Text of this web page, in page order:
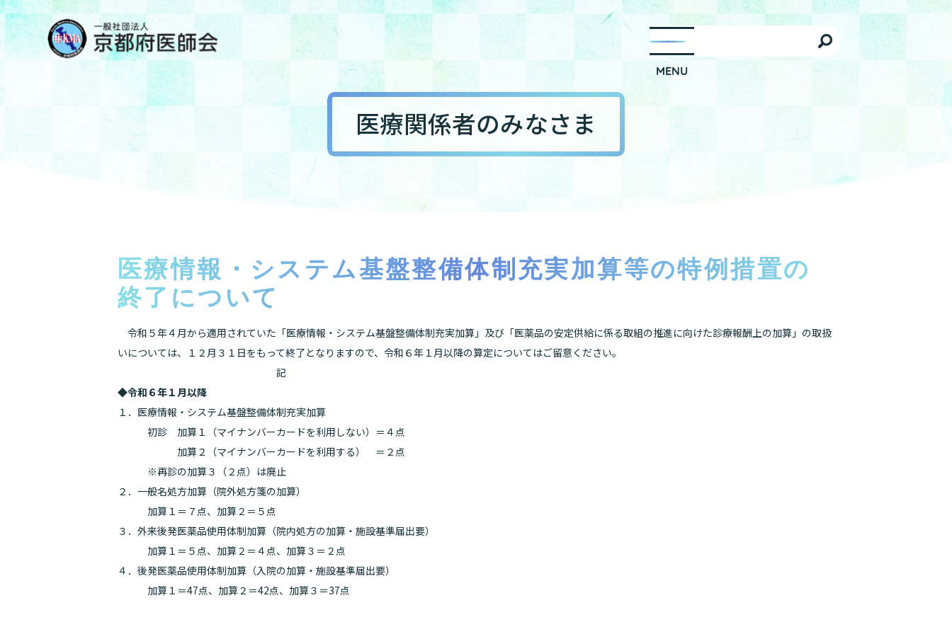
医療関係者のみなさま
医療情報・システム基盤整備体制充実加算等の特例措置の
終了について
令和５年４月から適用されていた「医療情報・システム基盤整備体制充実加算」及び「医薬品の安定供給に係る取組の推進に向けた診療報酬上の加算」の取扱
いについては、１２月３１日をもって終了となりますので、令和６年１月以降の算定についてはご留意ください。
記
◆令和６年１月以降
１．医療情報・システム基盤整備体制充実加算
初診 加算１（マイナンバーカードを利用しない）＝４点
加算２（マイナンバーカードを利用する） ＝２点
※再診の加算３（２点）は廃止
２．一般名処方加算（院外処方箋の加算）
加算１＝７点、加算２＝５点
３．外来後発医薬品使用体制加算（院内処方の加算・施設基準届出要）
加算１＝５点、加算２＝４点、加算３＝２点
４．後発医薬品使用体制加算（入院の加算・施設基準届出要）
加算１＝47点、加算２＝42点、加算３＝37点